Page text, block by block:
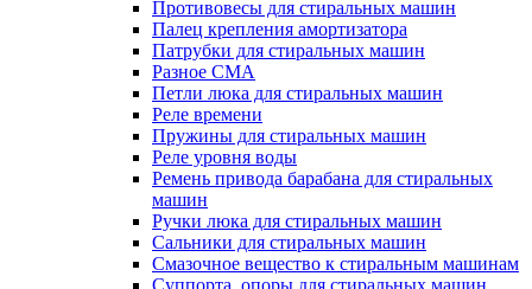
Противовесы для стиральных машин
Палец крепления амортизатора
Патрубки для стиральных машин
Разное СМА
Петли люка для стиральных машин
Реле времени
Пружины для стиральных машин
Реле уровня воды
Ремень привода барабана для стиральных
машин
Ручки люка для стиральных машин
Сальники для стиральных машин
Смазочное вещество к стиральным машинам
Суппорта, опоры для стиральных машин